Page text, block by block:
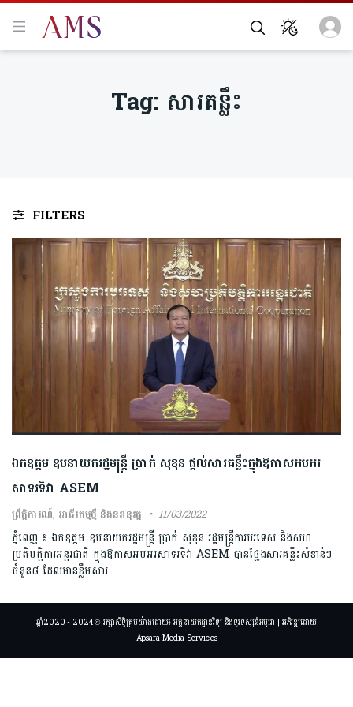
Tag: សារគន្លឹះ
FILTERS
ឯក​ឧត្តម ឧបនាយក​រដ្ឋ​មន្រ្តី​ ប្រាក់ សុខុន ផ្ដល់សារគន្លឹះក្នុងឱកាសអបអរ
សាទរទិវា ASEM
ព្រឹត្តិការណ៍, អាជីវកម្មថ្មី និងនវានុវត្ត 11/03/2022
ភ្នំពេញ ៖ ឯកឧត្តម ឧបនាយករដ្ឋមន្រ្តី ប្រាក់ សុខុន រដ្ឋមន្ត្រីការបរទេស និងសហ
ប្រតិបត្តិការអន្តរជាតិ ក្នុងឱកាសអបអរសាទរទិវា ASEM បានថ្លែងសារគន្លឹះសំខាន់ៗ
ចំនួន៨ ដែលមានខ្លឹមសារ…
ឆ្នាំ2020 - 2024 © រក្សាសិទ្ធិគ្រប់យ៉ាងដោយ៖ អគ្គនាយកដ្ឋានវិទ្យុ និងទូរទស្សន៍អប្សរា | អភិវឌ្ឍដោយ
Apsara Media Services